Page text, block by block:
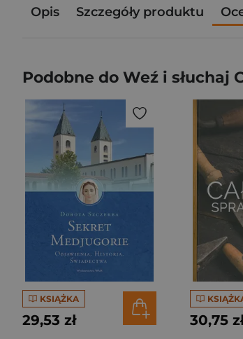
Opis Szczegóły produktu
Podobne do Weź i słuchaj
KSIĄŻKA
29,53 zł 30,75